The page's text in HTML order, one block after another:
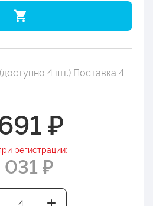
4 шт.) Поставка 4
₽
регистрации:
031 ₽